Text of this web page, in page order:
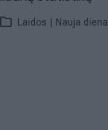
Laidos | Nauja diena